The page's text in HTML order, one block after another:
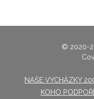
© 2020-
NAŠE VYCHÁZKY
KOHO